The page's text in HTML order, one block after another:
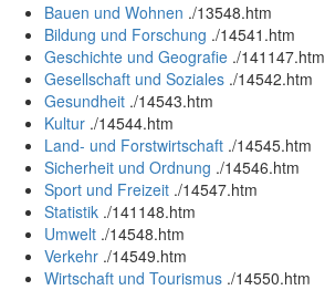
Bauen und Wohnen ./13548.htm
Bildung und Forschung ./14541.htm
Geschichte und Geografie ./141147.htm
Gesellschaft und Soziales ./14542.htm
Gesundheit ./14543.htm
Kultur ./14544.htm
Land- und Forstwirtschaft ./14545.htm
Sicherheit und Ordnung ./14546.htm
Sport und Freizeit ./14547.htm
Statistik ./141148.htm
Umwelt ./14548.htm
Verkehr ./14549.htm
Wirtschaft und Tourismus ./14550.htm